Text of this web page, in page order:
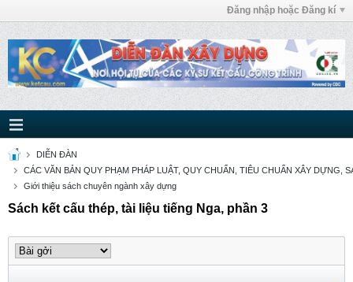
Đăng nhập hoặc Đăng kí
DIỄN ĐÀN
CÁC VĂN BẢN QUY PHẠM PHÁP LUẬT, QUY CHUẨN, TIÊU CHUẨN XÂY DỰNG,
Giới thiệu sách chuyên ngành xây dựng
Sách kết cấu thép, tài liệu tiếng Nga, phần 3